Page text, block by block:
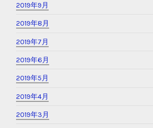
2019年9月
2019年8月
2019年7月
2019年6月
2019年5月
2019年4月
2019年3月